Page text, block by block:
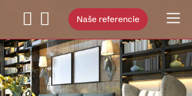
Naše referencie